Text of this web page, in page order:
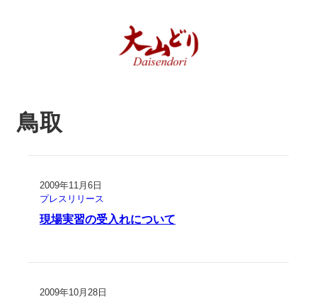
鳥取
2009年11月6日
プレスリリース
現場実習の受入れについて
2009年10月28日